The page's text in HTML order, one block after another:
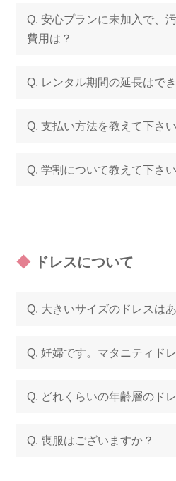
Q. 安心プランに未加入で、
費用は？
Q. レンタル期間の延長はで
Q. 支払い方法を教えて下さい
Q. 学割について教えて下さい
◆ ドレスについて
Q. 大きいサイズのドレスは
Q. 妊婦です。マタニティド
Q. どれくらいの年齢層のド
Q. 喪服はございますか？